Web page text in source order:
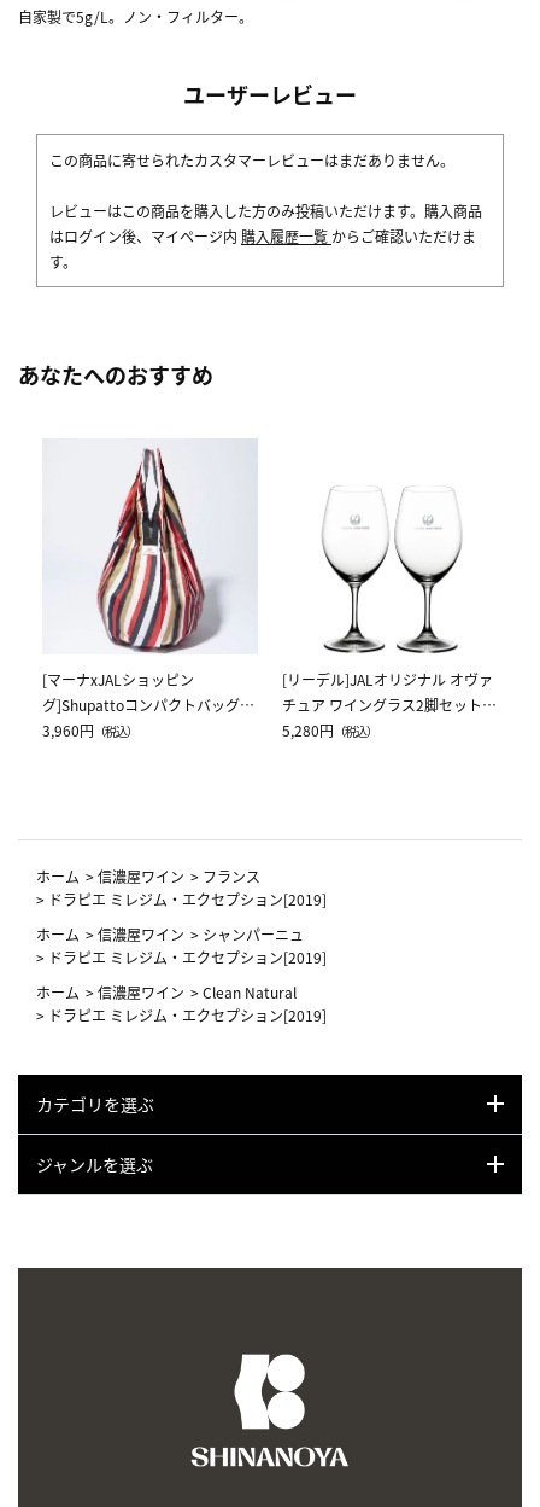
自家製で5g/L。ノン・フィルター。
ユーザーレビュー
この商品に寄せられたカスタマーレビューはまだありません。
レビューはこの商品を購入した方のみ投稿いただけます。購入商品
はログイン後、マイページ内 購入履歴一覧 からご確認いただけま
す。
あなたへのおすすめ
[マーナxJALショッピン
グ]Shupattoコンパクトバッグ
Drop JAL客室乗務員（LC）スカ
3,960円 （税込）
[リーデル]JALオリジナル オヴァ
チュア ワイングラス2脚セット
（レッドワイン）
5,280円 （税込）
ホーム >信濃屋ワイン > フランス
> ドラピエ ミレジム・エクセプション[2019]
ホーム >信濃屋ワイン > シャンパーニュ
> ドラピエ ミレジム・エクセプション[2019]
ホーム >信濃屋ワイン >Clean Natural
> ドラピエ ミレジム・エクセプション[2019]
カテゴリを選ぶ
ジャンルを選ぶ